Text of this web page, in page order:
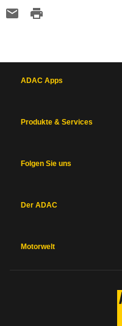
ADAC Apps
Produkte & Services
Folgen Sie uns
Der ADAC
Motorwelt